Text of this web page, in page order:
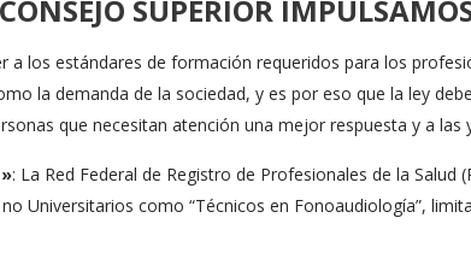
SUPERIOR
a los estándares de formación requeridos para los
la demanda de la sociedad, y es por eso que la ley
que necesitan atención una mejor respuesta y a
: La Red Federal de Registro de Profesionales de la Salud
Universitarios como “Técnicos en Fonoaudiología”,